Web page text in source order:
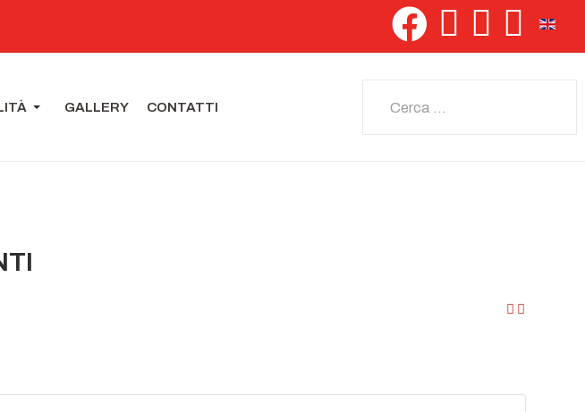
GALLERY CONTATTI